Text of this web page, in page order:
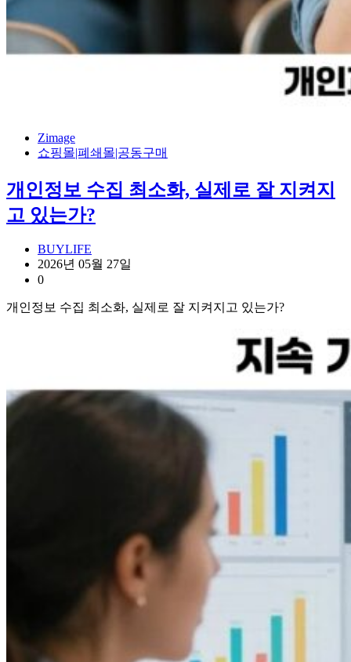
Zimage
쇼핑몰|폐쇄몰|공동구매
개인정보 수집 최소화, 실제로 잘 지켜지
고 있는가?
BUYLIFE
2026년 05월 27일
0
개인정보 수집 최소화, 실제로 잘 지켜지고 있는가?